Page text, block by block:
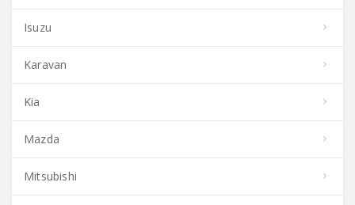
Isuzu
Karavan
Kia
Mazda
Mitsubishi